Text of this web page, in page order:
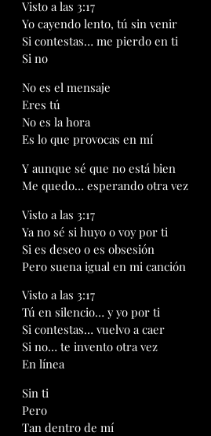
Visto a las 3:17
Yo cayendo lento, tú sin venir
Si contestas… me pierdo en ti
Si no
No es el mensaje
Eres tú
No es la hora
Es lo que provocas en mí
Y aunque sé que no está bien
Me quedo… esperando otra vez
Visto a las 3:17
Ya no sé si huyo o voy por ti
Si es deseo o es obsesión
Pero suena igual en mi canción
Visto a las 3:17
Tú en silencio… y yo por ti
Si contestas… vuelvo a caer
Si no… te invento otra vez
En línea
Sin ti
Pero
Tan dentro de mí